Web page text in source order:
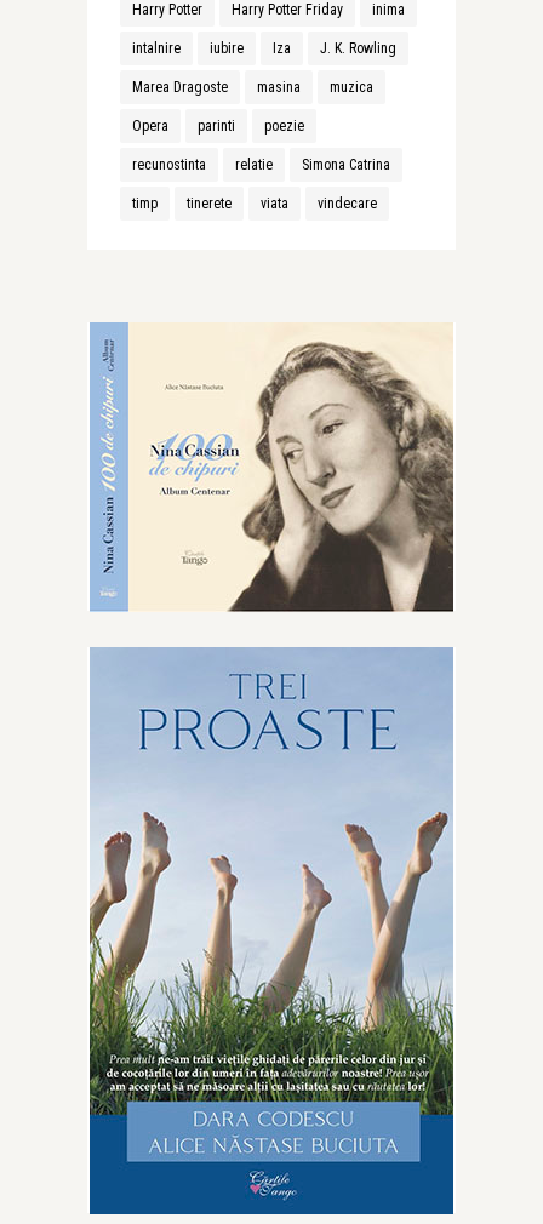
Harry Potter Harry Potter Friday inima
intalnire iubire Iza J. K. Rowling
Marea Dragoste masina muzica
Opera parinti poezie
recunostinta relatie Simona Catrina
timp tinerete viata vindecare